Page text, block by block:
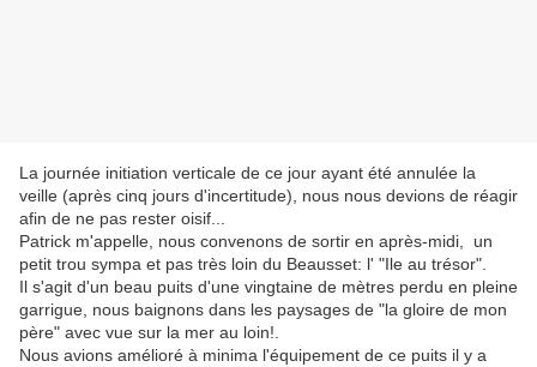
La journée initiation verticale de ce jour ayant été annulée la
veille (après cinq jours d'incertitude), nous nous devions de réagir
afin de ne pas rester oisif...
Patrick m'appelle, nous convenons de sortir en après-midi, un
petit trou sympa et pas très loin du Beausset: l' "Ile au trésor".
Il s'agit d'un beau puits d'une vingtaine de mètres perdu en pleine
garrigue, nous baignons dans les paysages de "la gloire de mon
père" avec vue sur la mer au loin!.
Nous avions amélioré à minima l'équipement de ce puits il y a